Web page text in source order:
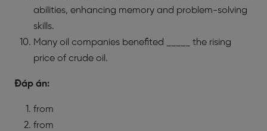
abilities, enhancing memory and problem-solving
skills.
Many oil companies benefited _____ the rising
price of crude oil.
Đáp án:
from
from